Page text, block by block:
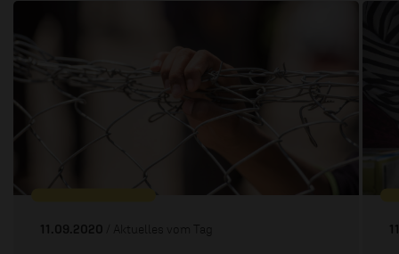
11.09.2020 / Aktuelles vom Tag